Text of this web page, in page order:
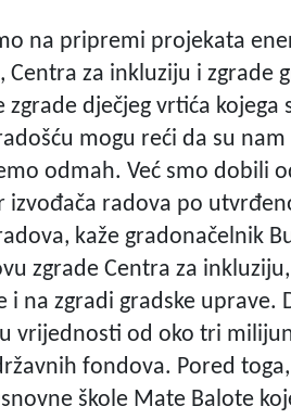
na pripremi projekata
za inkluziju i zgrade
dječjeg vrtića kojega
mogu reći da su
odmah. Već smo dobili
izvođača radova po
kaže gradonačelnik
zgrade Centra za
na zgradi gradske uprave.
vrijednosti od oko tri
fondova. Pored
škole Mate Balote